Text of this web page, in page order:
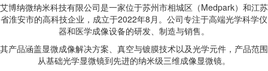
艾博纳微纳米科技有限公司是一家位于苏州市相城区（Medpark）和江苏
省淮安市的高科技企业，成立于2022年8月。公司专注于高端光学科学仪
器和医学成像设备的研发、制造与销售。
其产品涵盖显微成像解决方案、真空与镀膜技术以及光学元件，产品范围
从基础光学显微镜到先进的纳米级三维成像显微镜。